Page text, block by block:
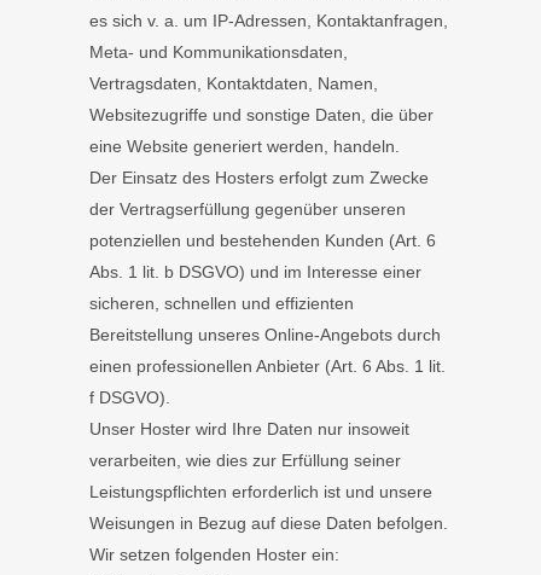
es sich v. a. um IP-Adressen, Kontaktanfragen,
Meta- und Kommunikationsdaten,
Vertragsdaten, Kontaktdaten, Namen,
Websitezugriffe und sonstige Daten, die über
eine Website generiert werden, handeln.
Der Einsatz des Hosters erfolgt zum Zwecke
der Vertragserfüllung gegenüber unseren
potenziellen und bestehenden Kunden (Art. 6
Abs. 1 lit. b DSGVO) und im Interesse einer
sicheren, schnellen und effizienten
Bereitstellung unseres Online-Angebots durch
einen professionellen Anbieter (Art. 6 Abs. 1 lit.
f DSGVO).
Unser Hoster wird Ihre Daten nur insoweit
verarbeiten, wie dies zur Erfüllung seiner
Leistungspflichten erforderlich ist und unsere
Weisungen in Bezug auf diese Daten befolgen.
Wir setzen folgenden Hoster ein: